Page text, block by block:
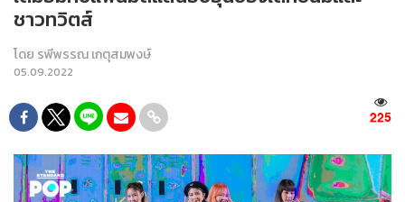
ชาวทวิตส์
โดย รพีพรรณ เกตุสมพงษ์
05.09.2022
225